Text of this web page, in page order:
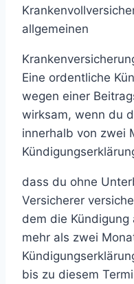
allgemeinen
Eine ordentliche
wegen einer
wirksam, wenn du
innerhalb von zwei
dass du ohne
Versicherer
dem die
mehr als zwei
bis zu diesem